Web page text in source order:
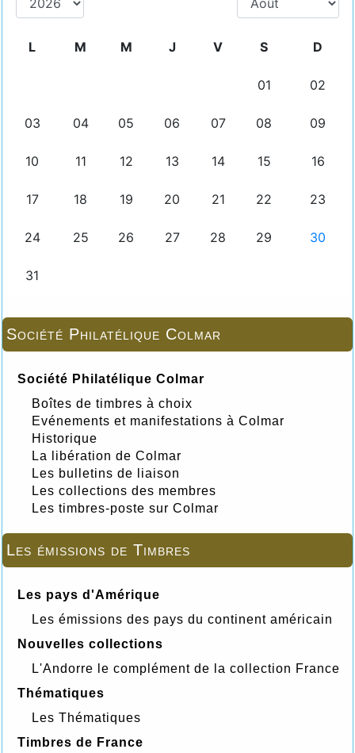
Société Philatélique Colmar
Société Philatélique Colmar
Boîtes de timbres à choix
Evénements et manifestations à Colmar
Historique
La libération de Colmar
Les bulletins de liaison
Les collections des membres
Les timbres-poste sur Colmar
Les émissions de Timbres
Les pays d'Amérique
Les émissions des pays du continent américain
Nouvelles collections
L'Andorre le complément de la collection France
Thématiques
Les Thématiques
Timbres de France